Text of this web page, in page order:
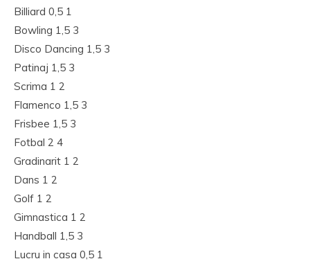
Billiard 0,5 1
Bowling 1,5 3
Disco Dancing 1,5 3
Patinaj 1,5 3
Scrima 1 2
Flamenco 1,5 3
Frisbee 1,5 3
Fotbal 2 4
Gradinarit 1 2
Dans 1 2
Golf 1 2
Gimnastica 1 2
Handball 1,5 3
Lucru in casa 0,5 1